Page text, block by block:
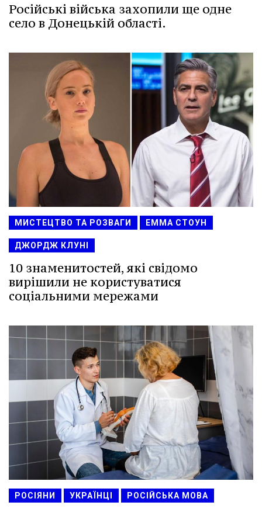
Російські війська захопили ще одне
село в Донецькій області.
МИСТЕЦТВО ТА РОЗВАГИ ЕММА СТОУН
ДЖОРДЖ КЛУНІ
10 знаменитостей, які свідомо
вирішили не користуватися
соціальними мережами
РОСІЯНИ УКРАЇНЦІ РОСІЙСЬКА МОВА